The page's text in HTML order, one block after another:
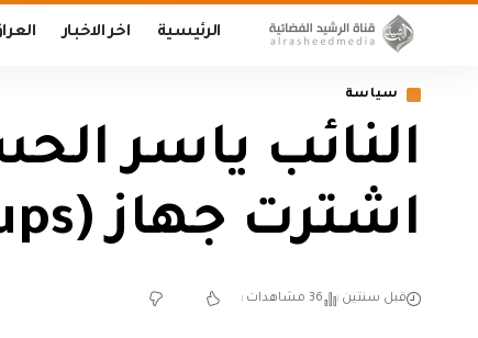
الرئيسية اخر الاخبار
سياسة
النائب ياسر
اشترت جهاز (ups) بأكثر من 303 ملايين دينار (وثائق)
قبل سنتين 36 مشاهدات